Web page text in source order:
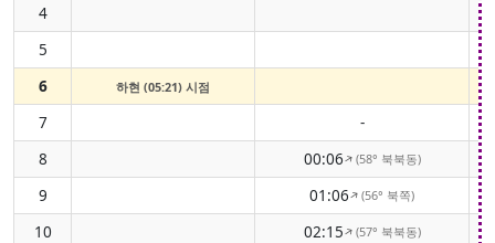
4
5
6
하현 (05:21) 시점
7
-
8
00:06↑(58° 북북동)
9 01:06↑(56° 북쪽)
10 02:15↑(57° 북북동)